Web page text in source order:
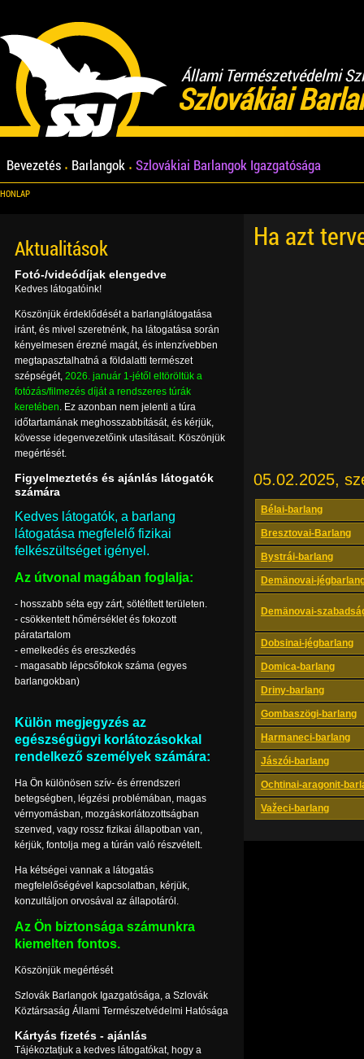
Állami Természetvédelmi
Szlovákiai
Bevezetés Barlangok Szlovákiai Barlangok Igazgatósága
HONLAP
Ha azt
05.02.2025,
Bélai-barlang
Bresztovai-Barlang
Bystrái-barlang
Demänovai-
Demänovai-
Dobsinai-jégbarlang
Domica-barlang
Driny-barlang
Gombaszögi-barlang
Harmaneci-barlang
Jászói-barlang
Ochtinai-aragonit-
Važeci-barlang
Aktualitások
Fotó-/videódíjak elengedve
Kedves látogatóink!
Köszönjük érdeklődését a barlanglátogatása
iránt, és mivel szeretnénk, ha látogatása során
kényelmesen érezné magát, és intenzívebben
megtapasztalhatná a földalatti természet
szépségét, 2026. január 1-jétől eltöröltük a
fotózás/filmezés díját a rendszeres túrák
keretében. Ez azonban nem jelenti a túra
időtartamának meghosszabbítását, és kérjük,
kövesse idegenvezetőink utasításait. Köszönjük
megértését.
Figyelmeztetés és ajánlás látogatók
számára
Kedves látogatók, a barlang
látogatása megfelelő fizikai
felkészültséget igényel.
Az útvonal magában foglalja:
- hosszabb séta egy zárt, sötétített területen.
- csökkentett hőmérséklet és fokozott
páratartalom
- emelkedés és ereszkedés
- magasabb lépcsőfokok száma (egyes
barlangokban)
Külön megjegyzés az
egészségügyi korlátozásokkal
rendelkező személyek számára:
Ha Ön különösen szív- és érrendszeri
betegségben, légzési problémában, magas
vérnyomásban, mozgáskorlátozottságban
szenved, vagy rossz fizikai állapotban van,
kérjük, fontolja meg a túrán való részvételt.
Ha kétségei vannak a látogatás
megfelelőségével kapcsolatban, kérjük,
konzultáljon orvosával az állapotáról.
Az Ön biztonsága számunkra
kiemelten fontos.
Köszönjük megértését
Szlovák Barlangok Igazgatósága, a Szlovák
Köztársaság Állami Természetvédelmi Hatósága
Kártyás fizetés - ajánlás
Tájékoztatjuk a kedves látogatókat, hogy a